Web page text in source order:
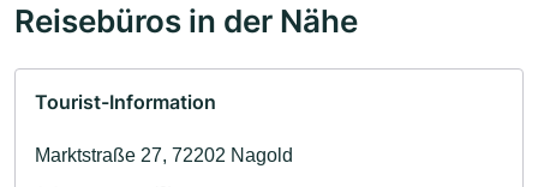
Reisebüros in der Nähe
Tourist-Information
Marktstraße 27, 72202 Nagold